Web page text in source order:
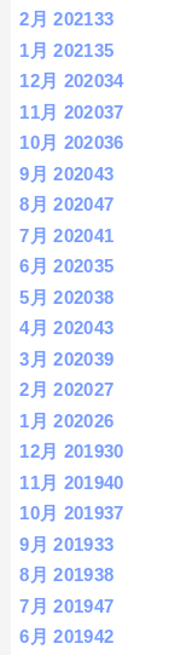
2月 202133
1月 202135
12月 202034
11月 202037
10月 202036
9月 202043
8月 202047
7月 202041
6月 202035
5月 202038
4月 202043
3月 202039
2月 202027
1月 202026
12月 201930
11月 201940
10月 201937
9月 201933
8月 201938
7月 201947
6月 201942